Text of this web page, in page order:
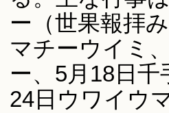
ー（世果報拝
マチーウイミ
ー、5月18日
24日ウワイウ